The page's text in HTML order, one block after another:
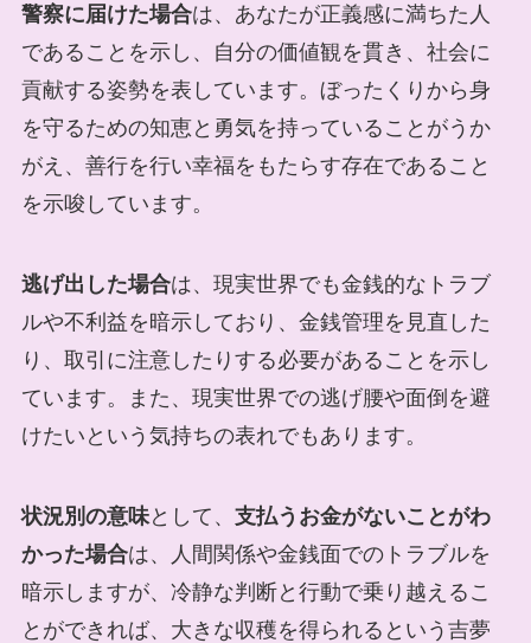
警察に届けた場合は、あなたが正義感に満ちた人
であることを示し、自分の価値観を貫き、社会に
貢献する姿勢を表しています。ぼったくりから身
を守るための知恵と勇気を持っていることがうか
がえ、善行を行い幸福をもたらす存在であること
を示唆しています。
逃げ出した場合は、現実世界でも金銭的なトラブ
ルや不利益を暗示しており、金銭管理を見直した
り、取引に注意したりする必要があることを示し
ています。また、現実世界での逃げ腰や面倒を避
けたいという気持ちの表れでもあります。
状況別の意味として、 支払うお金がないことがわ
かった場合は、人間関係や金銭面でのトラブルを
暗示しますが、冷静な判断と行動で乗り越えるこ
とができれば、大きな収穫を得られるという吉夢